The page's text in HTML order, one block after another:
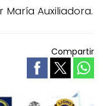
Auxiliadora.
Compartir